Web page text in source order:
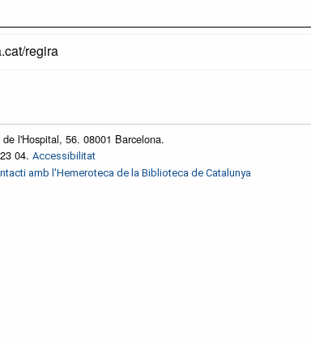
regira
l'Hospital, 56. 08001 Barcelona.
04. Accessibilitat
amb l'Hemeroteca de la Biblioteca de Catalunya